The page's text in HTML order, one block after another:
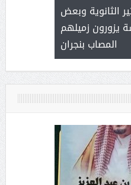
( محمد
الثانوية وبعض
يزورون زميلهم
المصاب بنجران